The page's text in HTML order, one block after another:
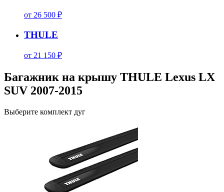
от 26 500 ₽
THULE
от 21 150 ₽
Багажник на крышу THULE Lexus LX
SUV 2007-2015
Выберите комплект дуг